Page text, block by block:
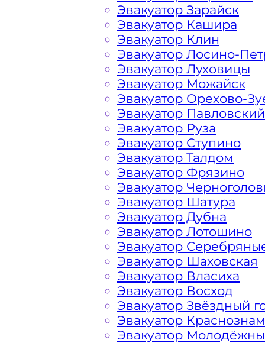
Расчет стоимости эвакуатора за
каждом конкретном случае
готова порадовать доступными
автомобилистов и Гостей Столицы.
На стоимость эвакуации
Габариты, вес и тип
Заказанный эвакуатор
платформой
Маршрут от места вызова
метро Перово
Затрудняющие факторы –
передач (АКПП)
Эвакуатор Зарайск
Эвакуатор Кашира
Эвакуатор Клин
Эвакуатор Лосино-
Эвакуатор Луховицы
Эвакуатор Можайск
Эвакуатор Орехово-
Эвакуатор
Эвакуатор Руза
Эвакуатор Ступино
Эвакуатор Талдом
Эвакуатор Фрязино
Эвакуатор
Эвакуатор Шатура
Эвакуатор Дубна
Эвакуатор Лотошино
Эвакуатор
Эвакуатор Шаховская
Эвакуатор Власиха
Эвакуатор Восход
Эвакуатор Звёздный
Эвакуатор
Эвакуатор